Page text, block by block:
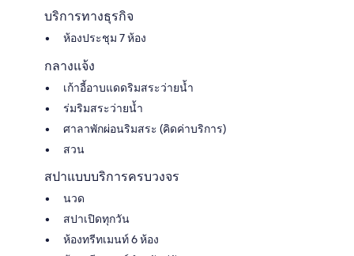
บริการทางธุรกิจ
ห้องประชุม 7 ห้อง
กลางแจ้ง
เก้าอี้อาบแดดริมสระว่ายน้ำ
ร่มริมสระว่ายน้ำ
ศาลาพักผ่อนริมสระ (คิดค่าบริการ)
สวน
สปาแบบบริการครบวงจร
นวด
สปาเปิดทุกวัน
ห้องทรีทเมนท์ 6 ห้อง